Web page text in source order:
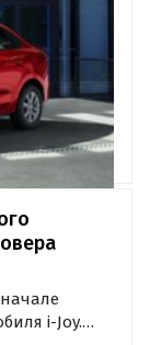
i-Joy.